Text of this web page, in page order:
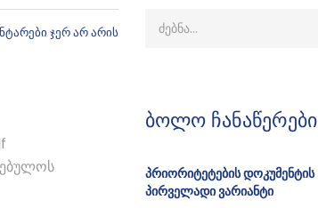
ჯერ არ არის
ბოლო ჩანაწერები
პრიორიტეტების დოკუმენტის
პირველადი ვარიანტი